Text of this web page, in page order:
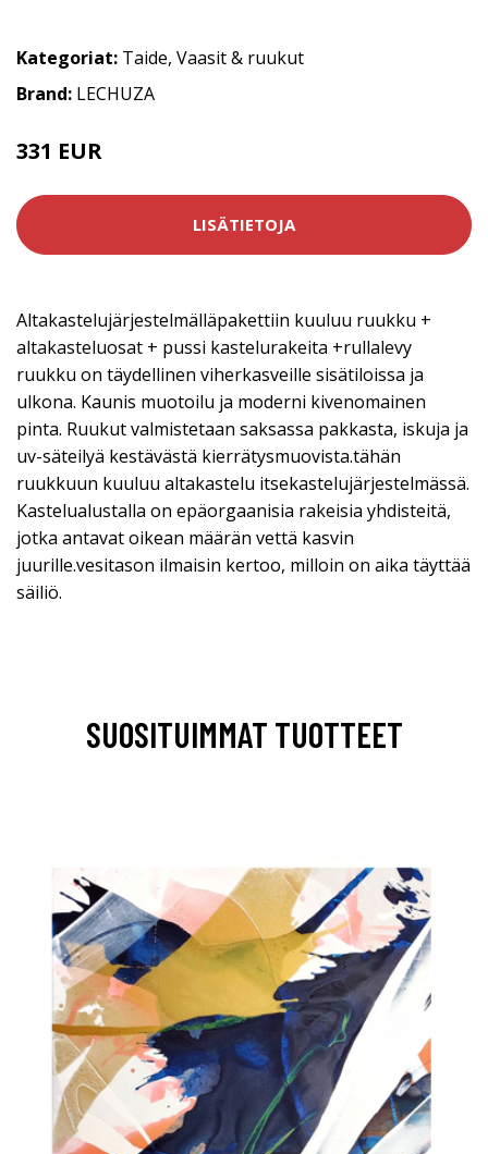
Kategoriat: Taide, Vaasit & ruukut
Brand: LECHUZA
331 EUR
LISÄTIETOJA
Altakastelujärjestelmälläpakettiin kuuluu ruukku +
altakasteluosat + pussi kastelurakeita +rullalevy
ruukku on täydellinen viherkasveille sisätiloissa ja
ulkona. Kaunis muotoilu ja moderni kivenomainen
pinta. Ruukut valmistetaan saksassa pakkasta, iskuja ja
uv-säteilyä kestävästä kierrätysmuovista.tähän
ruukkuun kuuluu altakastelu itsekastelujärjestelmässä.
Kastelualustalla on epäorgaanisia rakeisia yhdisteitä,
jotka antavat oikean määrän vettä kasvin
juurille.vesitason ilmaisin kertoo, milloin on aika täyttää
säiliö.
SUOSITUIMMAT TUOTTEET